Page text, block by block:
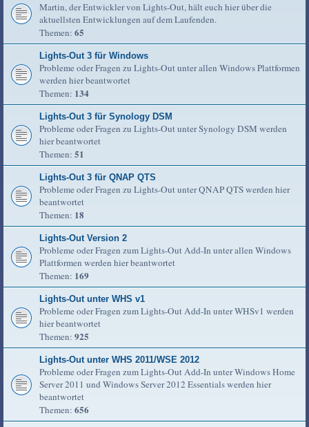
Martin, der Entwickler von Lights-Out, hält euch hier über die
aktuellsten Entwicklungen auf dem Laufenden.
Themen: 65
Lights-Out 3 für Windows
Probleme oder Fragen zu Lights-Out unter allen Windows Plattformen
werden hier beantwortet
Themen: 134
Lights-Out 3 für Synology DSM
Probleme oder Fragen zu Lights-Out unter Synology DSM werden
hier beantwortet
Themen: 51
Lights-Out 3 für QNAP QTS
Probleme oder Fragen zu Lights-Out unter QNAP QTS werden hier
beantwortet
Themen: 18
Lights-Out Version 2
Probleme oder Fragen zum Lights-Out Add-In unter allen Windows
Plattformen werden hier beantwortet
Themen: 169
Lights-Out unter WHS v1
Probleme oder Fragen zum Lights-Out Add-In unter WHSv1 werden
hier beantwortet
Themen: 925
Lights-Out unter WHS 2011/WSE 2012
Probleme oder Fragen zum Lights-Out Add-In unter Windows Home
Server 2011 und Windows Server 2012 Essentials werden hier
beantwortet
Themen: 656